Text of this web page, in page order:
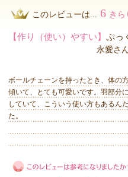
このレビューは... 6 きら
【作り（使い）やすい】 ぷっ
永愛さ
ボールチェーンを持ったとき、体の
傾いて、とても可愛いです。羽部分
していて、こういう使い方もあるん
た。